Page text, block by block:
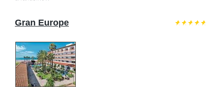
Gran Europe